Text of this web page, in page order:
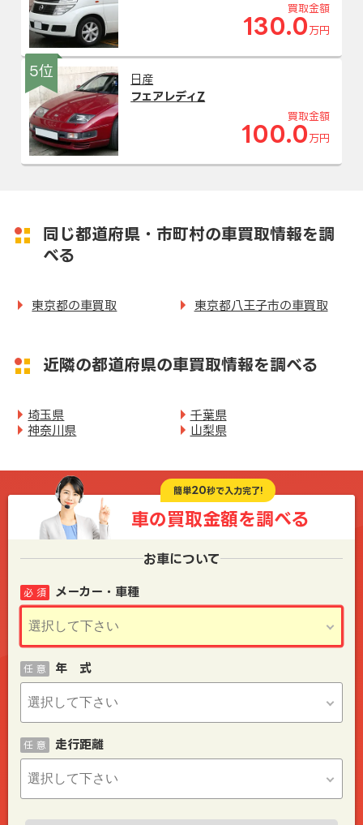
買取金額
130.0 万円
5位
日産
フェアレディZ
買取金額
100.0 万円
同じ都道府県・市町村の車買取情報を調
べる
東京都の車買取 東京都八王子市の車買取
近隣の都道府県の車買取情報を調べる
埼玉県
千葉県
神奈川県
山梨県
簡単20秒で入力完了!
車の買取金額を調べる
お車について
メーカー・車種
必 須
年 式
任 意
走行距離
任 意